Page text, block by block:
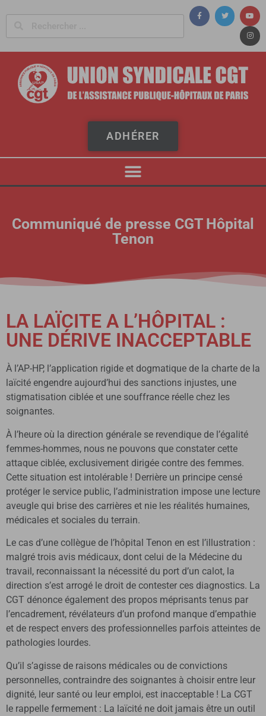
ADHÉRER
Communiqué de presse CGT Hôpital
Tenon
LA LAÏCITE A L’HÔPITAL :
UNE DÉRIVE INACCEPTABLE
À l’AP-HP, l’application rigide et dogmatique de la charte de la
laïcité engendre aujourd’hui des sanctions injustes, une
stigmatisation ciblée et une souffrance réelle chez les
soignantes.
À l’heure où la direction générale se revendique de l’égalité
femmes-hommes, nous ne pouvons que constater cette
attaque ciblée, exclusivement dirigée contre des femmes.
Cette situation est intolérable ! Derrière un principe censé
protéger le service public, l’administration impose une lecture
aveugle qui brise des carrières et nie les réalités humaines,
médicales et sociales du terrain.
Le cas d’une collègue de l’hôpital Tenon en est l’illustration :
malgré trois avis médicaux, dont celui de la Médecine du
travail, reconnaissant la nécessité du port d’un calot, la
direction s’est arrogé le droit de contester ces diagnostics. La
CGT dénonce également des propos méprisants tenus par
l’encadrement, révélateurs d’un profond manque d’empathie
et de respect envers des professionnelles parfois atteintes de
pathologies lourdes.
Qu’il s’agisse de raisons médicales ou de convictions
personnelles, contraindre des soignantes à choisir entre leur
dignité, leur santé ou leur emploi, est inacceptable ! La CGT
le rappelle fermement : La laïcité ne doit jamais être un outil